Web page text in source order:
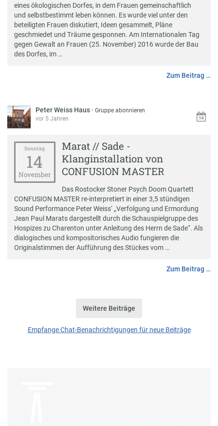
eines ökologischen Dorfes, in dem Frauen gemeinschaftlich
und selbstbestimmt leben können. Es wurde viel unter den
beteiligten Frauen diskutiert, Ideen gesammelt, Pläne
geschmiedet und Träume gesponnen. Am Internationalen Tag
gegen Gewalt an Frauen (25. November) 2016 wurde der Bau
des Dorfes, im …
Zum Beitrag …
Peter Weiss Haus ·Gruppe abonnieren
vor 5 Jahren
Sonntag
14
November
Marat // Sade -
Klanginstallation von
CONFUSION MASTER
Das Rostocker Stoner Psych Doom Quartett
CONFUSION MASTER re-interpretiert in einer 3,5 stündigen
Sound Performance Peter Weiss‘ „Verfolgung und Ermordung
Jean Paul Marats dargestellt durch die Schauspielgruppe des
Hospizes zu Charenton unter Anleitung des Herrn de Sade“. Als
dialogisches und kompositorisches Audio fungieren die
Originalstimmen der Aufführung des Stückes vom …
Zum Beitrag …
Weitere Beiträge
Empfange Chat-Benachrichtigungen für neue Beiträge